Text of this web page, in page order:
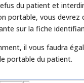
du patient et
portable, vous devrez
sur la fiche
il vous faudra
portable du patient.